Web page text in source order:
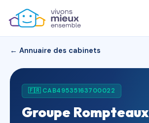
← Annuaire des cabinets
🇫🇷 CAB49535163700022
Groupe Rompteaux